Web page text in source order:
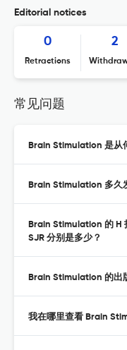
Editorial notices
0
Retractions
2
常见问题
Brain Stimulation 是从
Brain Stimulation 多久
Brain Stimulation 的 H
SJR 分别是多少？
Brain Stimulation 的出
我在哪里查看 Brain